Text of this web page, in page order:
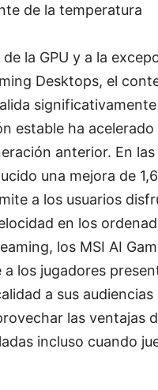
de la temperatura
la GPU y a la
Desktops, el
estable ha
anterior. En
una mejora de
a los usuarios
en los
los MSI AI
los jugadores
a sus
las ventajas
incluso cuando